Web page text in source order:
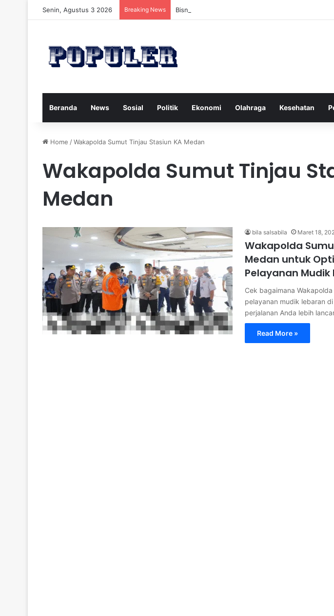
Senin, Agustus 3 2026 Breaking News Bisnis Rumahan yang Tumbuh Stabil dan Aman
Beranda News Sosial Politik Ekonomi Olahraga Kesehatan
Home /Wakapolda Sumut Tinjau Stasiun KA Medan
Wakapolda Sumut Tinjau
Medan
bila salsabila Maret 18,
Wakapolda
Medan untuk
Pelayanan Mudik
Cek bagaimana
pelayanan mudik lebaran
perjalanan Anda lebih
Read More »